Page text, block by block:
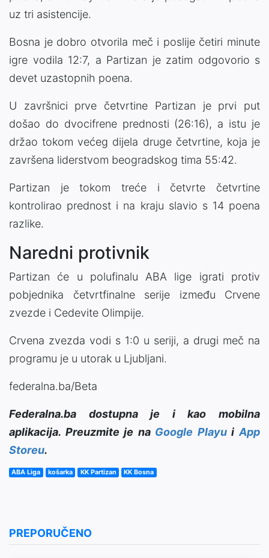
uz tri asistencije.
Bosna je dobro otvorila meč i poslije četiri minute
igre vodila 12:7, a Partizan je zatim odgovorio s
devet uzastopnih poena.
U završnici prve četvrtine Partizan je prvi put
došao do dvocifrene prednosti (26:16), a istu je
držao tokom većeg dijela druge četvrtine, koja je
završena liderstvom beogradskog tima 55:42.
Partizan je tokom treće i četvrte četvrtine
kontrolirao prednost i na kraju slavio s 14 poena
razlike.
Naredni protivnik
Partizan će u polufinalu ABA lige igrati protiv
pobjednika četvrtfinalne serije između Crvene
zvezde i Cedevite Olimpije.
Crvena zvezda vodi s 1:0 u seriji, a drugi meč na
programu je u utorak u Ljubljani.
federalna.ba/Beta
Federalna.ba dostupna je i kao mobilna
aplikacija. Preuzmite je na Google PlayuiApp
Storeu.
ABA Liga košarka KK Partizan KK Bosna
PREPORUČENO